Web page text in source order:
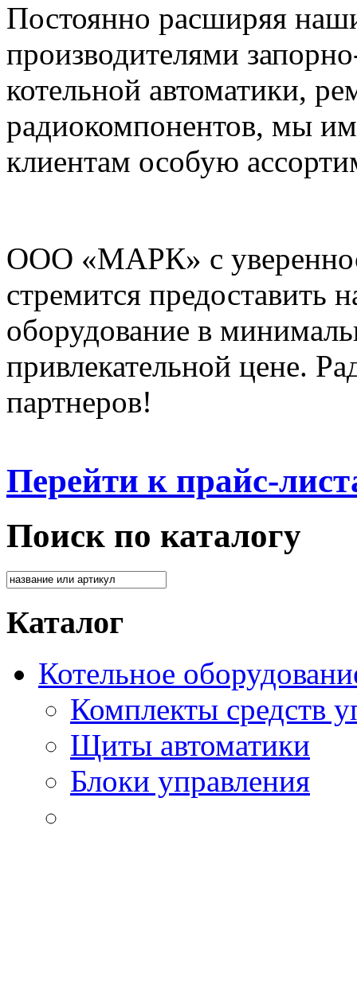
Постоянно расширяя
производителями
котельной автоматики,
радиокомпонентов, мы
клиентам особую
ООО «МАРК» с
стремится предоставить
оборудование в
привлекательной цене.
партнеров!
Перейти к прайс-
Поиск по каталогу
Каталог
Котельное
Комплекты средств
Щиты автоматики
Блоки управления